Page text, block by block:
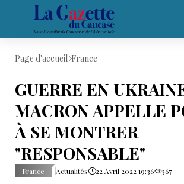
Page d'accueil France
GUERRE EN
MACRON APPELLE
À SE MONTRER
"RESPONSABLE"
France Actualités 22 Avril 2022 19:36 367